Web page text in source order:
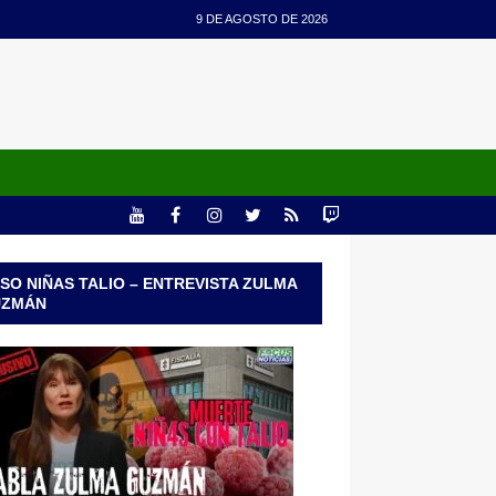
9 DE AGOSTO DE 2026
NIÑAS TALIO – ENTREVISTA ZULMA